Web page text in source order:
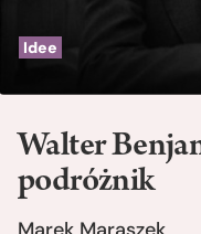
Idee
Walter
podróżnik